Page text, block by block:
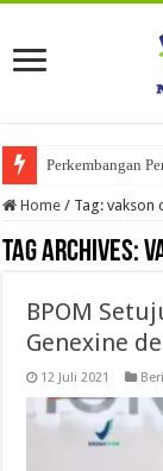
Perkembangan
Home / Tag:vakson
Tag Archives:
BPOM
Genexine
12 Juli 2021